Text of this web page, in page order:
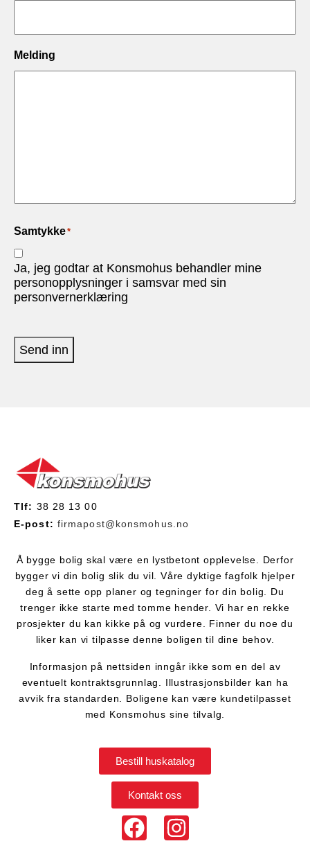
Melding
Samtykke*
Ja, jeg godtar at Konsmohus behandler mine
personopplysninger i samsvar med sin
personvernerklæring
Send inn
Tlf: 38 28 13 00
E-post: firmapost@konsmohus.no
Å bygge bolig skal være en lystbetont opplevelse. Derfor
bygger vi din bolig slik du vil. Våre dyktige fagfolk hjelper
deg å sette opp planer og tegninger for din bolig. Du
trenger ikke starte med tomme hender. Vi har en rekke
prosjekter du kan kikke på og vurdere. Finner du noe du
liker kan vi tilpasse denne boligen til dine behov.
Informasjon på nettsiden inngår ikke som en del av
eventuelt kontraktsgrunnlag. Illustrasjonsbilder kan ha
avvik fra standarden. Boligene kan være kundetilpasset
med Konsmohus sine tilvalg.
Bestill huskatalog
Kontakt oss